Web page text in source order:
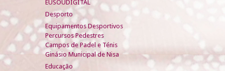
EUSOUDIGITAL
Desporto
Equipamentos Desportivos
Percursos Pedestres
Campos de Padel e Ténis
Ginásio Municipal de Nisa
Educação